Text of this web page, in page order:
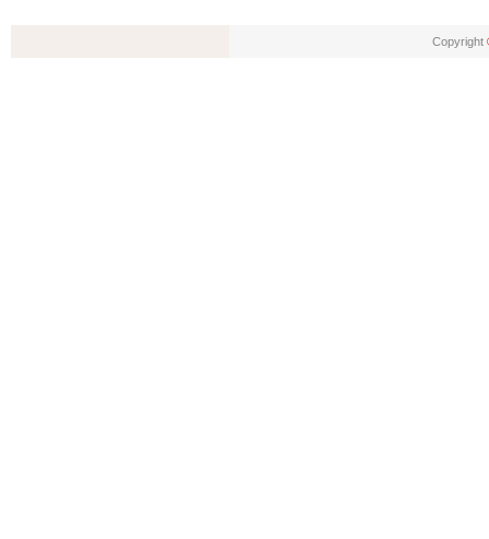
Copyright